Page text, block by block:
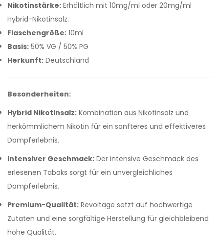
Nikotinstärke: Erhältlich mit 10mg/ml oder 20mg/ml
Hybrid-Nikotinsalz.
Flaschengröße: 10ml
Basis: 50% VG / 50% PG
Herkunft: Deutschland
Besonderheiten:
Hybrid Nikotinsalz: Kombination aus Nikotinsalz und
herkömmlichem Nikotin für ein sanfteres und effektiveres
Dampferlebnis.
Intensiver Geschmack: Der intensive Geschmack des
erlesenen Tabaks sorgt für ein unvergleichliches
Dampferlebnis.
Premium-Qualität: Revoltage setzt auf hochwertige
Zutaten und eine sorgfältige Herstellung für gleichbleibend
hohe Qualität.